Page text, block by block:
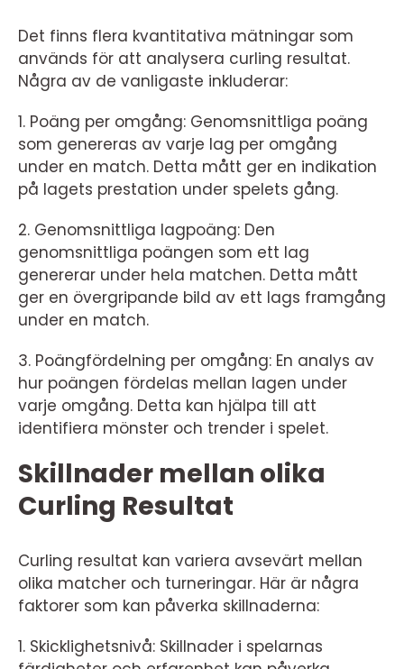
Det finns flera kvantitativa mätningar som
används för att analysera curling resultat.
Några av de vanligaste inkluderar:
1. Poäng per omgång: Genomsnittliga poäng
som genereras av varje lag per omgång
under en match. Detta mått ger en indikation
på lagets prestation under spelets gång.
2. Genomsnittliga lagpoäng: Den
genomsnittliga poängen som ett lag
genererar under hela matchen. Detta mått
ger en övergripande bild av ett lags framgång
under en match.
3. Poängfördelning per omgång: En analys av
hur poängen fördelas mellan lagen under
varje omgång. Detta kan hjälpa till att
identifiera mönster och trender i spelet.
Skillnader mellan olika
Curling Resultat
Curling resultat kan variera avsevärt mellan
olika matcher och turneringar. Här är några
faktorer som kan påverka skillnaderna:
1. Skicklighetsnivå: Skillnader i spelarnas